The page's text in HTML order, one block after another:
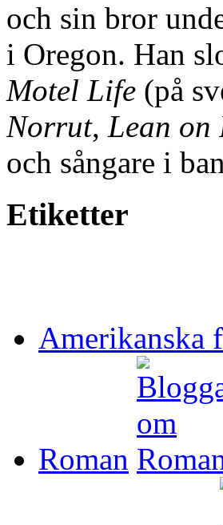
och sin bror
i Oregon. Han
Motel Life (på
Norrut, Lean on
och sångare i
Etiketter
Amerikanska
Roman